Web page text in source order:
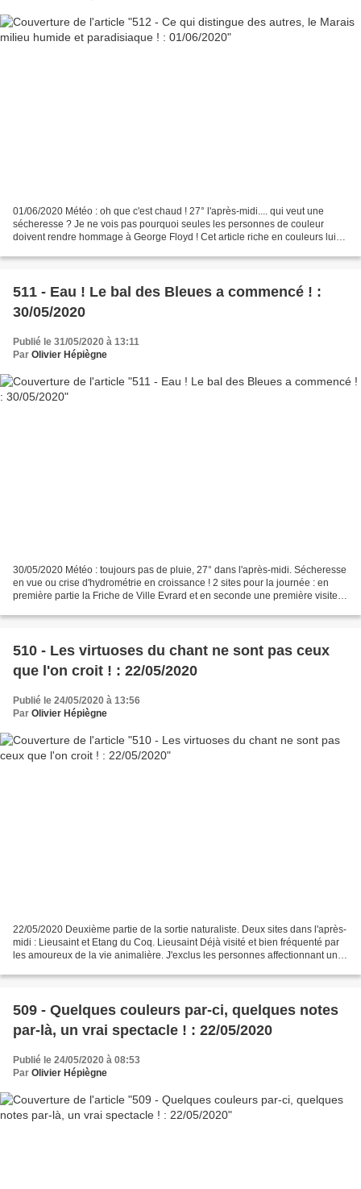
01/06/2020 Météo : oh que c'est chaud ! 27° l'après-midi.... qui veut une
sécheresse ? Je ne vois pas pourquoi seules les personnes de couleur
doivent rendre hommage à George Floyd ! Cet article riche en couleurs lui
511 - Eau ! Le bal des Bleues a commencé ! :
30/05/2020
Publié le 31/05/2020 à 13:11
Par Olivier Hépiègne
30/05/2020 Météo : toujours pas de pluie, 27° dans l'après-midi. Sécheresse
en vue ou crise d'hydrométrie en croissance ! 2 sites pour la journée : en
première partie la Friche de Ville Evrard et en seconde une première visite
510 - Les virtuoses du chant ne sont pas ceux
que l'on croit ! : 22/05/2020
Publié le 24/05/2020 à 13:56
Par Olivier Hépiègne
22/05/2020 Deuxième partie de la sortie naturaliste. Deux sites dans l'après-
midi : Lieusaint et Etang du Coq. Lieusaint Déjà visité et bien fréquenté par
les amoureux de la vie animalière. J'exclus les personnes affectionnant une
509 - Quelques couleurs par-ci, quelques notes
par-là, un vrai spectacle ! : 22/05/2020
Publié le 24/05/2020 à 08:53
Par Olivier Hépiègne